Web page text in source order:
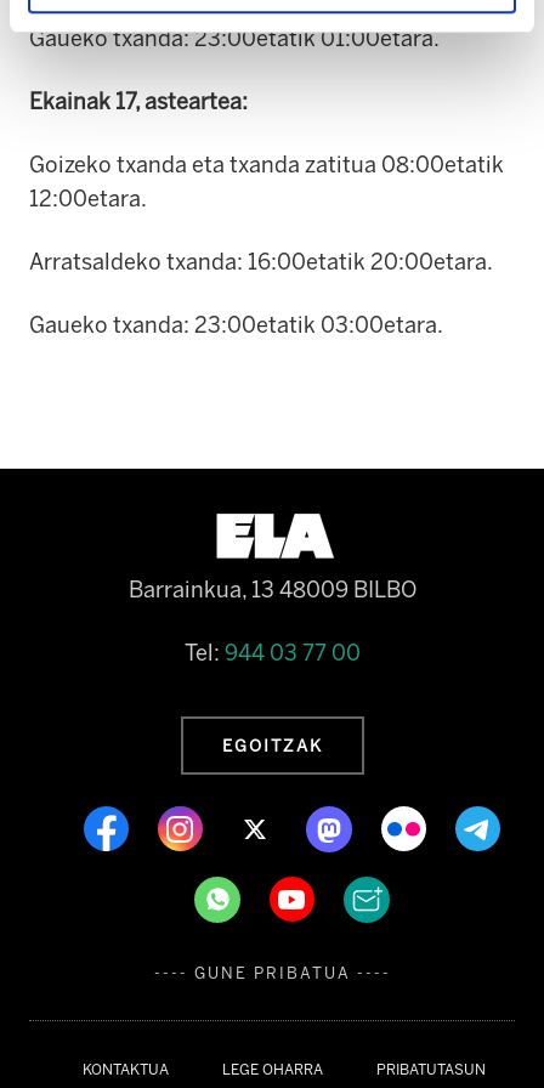
Gaueko txanda: 23:00etatik 01:00etara.
Ekainak 17, asteartea:
Goizeko txanda eta txanda zatitua 08:00etatik
12:00etara.
Arratsaldeko txanda: 16:00etatik 20:00etara.
Gaueko txanda: 23:00etatik 03:00etara.
KONTAKTUA LEGE OHARRA PRIBATUTASUN
Barrainkua, 13 48009 BILBO
Tel: 944 03 77 00
EGOITZAK
---- GUNE PRIBATUA ----